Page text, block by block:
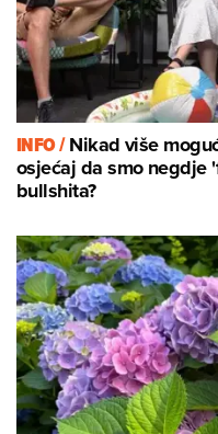
INFO /Nikad više
osjećaj da smo negdje
bullshita?